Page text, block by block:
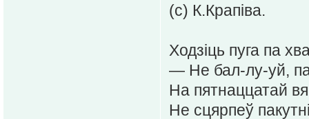
(с) К.Крапіва.
Ходзіць пуга па
— Не бал-лу-уй,
На пятнаццатай
Не сцярпеў